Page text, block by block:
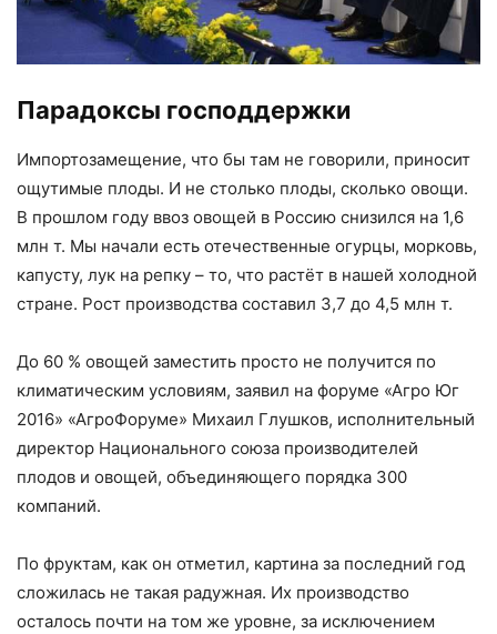
Парадоксы господдержки
Импортозамещение, что бы там не говорили, приносит
ощутимые плоды. И не столько плоды, сколько овощи.
В прошлом году ввоз овощей в Россию снизился на 1,6
млн т. Мы начали есть отечественные огурцы, морковь,
капусту, лук на репку – то, что растёт в нашей холодной
стране. Рост производства составил 3,7 до 4,5 млн т.
До 60 % овощей заместить просто не получится по
климатическим условиям, заявил на форуме «Агро Юг
2016» «АгроФоруме» Михаил Глушков, исполнительный
директор Национального союза производителей
плодов и овощей, объединяющего порядка 300
компаний.
По фруктам, как он отметил, картина за последний год
сложилась не такая радужная. Их производство
осталось почти на том же уровне, за исключением